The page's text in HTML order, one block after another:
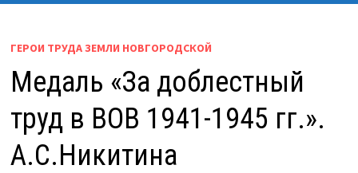
ГЕРОИ ТРУДА ЗЕМЛИ НОВГОРОДСКОЙ
Медаль «За доблестный
труд в ВОВ 1941-1945 гг.».
А.С.Никитина